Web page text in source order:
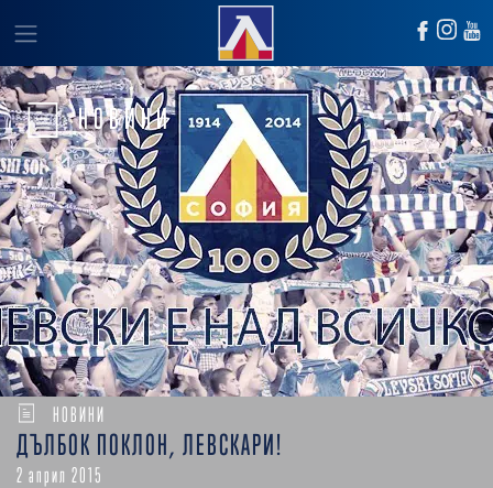
НОВИНИ
НОВИНИ
ДЪЛБОК ПОКЛОН, ЛЕВСКАРИ!
2 април 2015